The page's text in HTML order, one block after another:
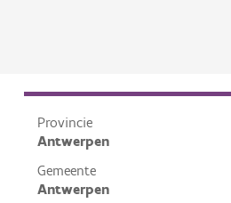
Provincie
Antwerpen
Gemeente
Antwerpen